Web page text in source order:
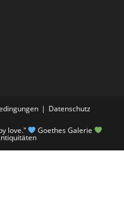
Datenschutz
love." Goethes Galerie